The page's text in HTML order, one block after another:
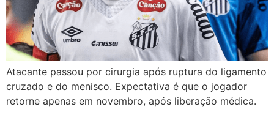
Atacante passou por cirurgia após ruptura do ligamento
cruzado e do menisco. Expectativa é que o jogador
retorne apenas em novembro, após liberação médica.